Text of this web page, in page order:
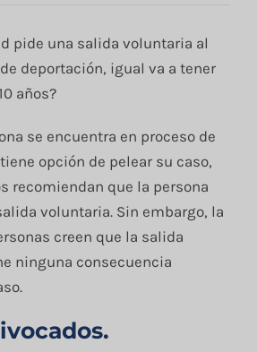
pide una salida voluntaria al
deportación, igual va a tener
años?
se encuentra en proceso de
opción de pelear su caso,
recomiendan que la persona
voluntaria. Sin embargo, la
creen que la salida
ninguna consecuencia